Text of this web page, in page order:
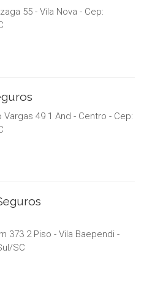
55 - Vila Nova - Cep:
Vargas 49 1 And - Centro - Cep:
373 2 Piso - Vila Baependi -
/SC